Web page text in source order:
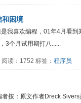
和困境
我喜欢编程，01年4月看
3个月试用期打八......
读：1752 标签： 程序员
按：原文作者Dreck